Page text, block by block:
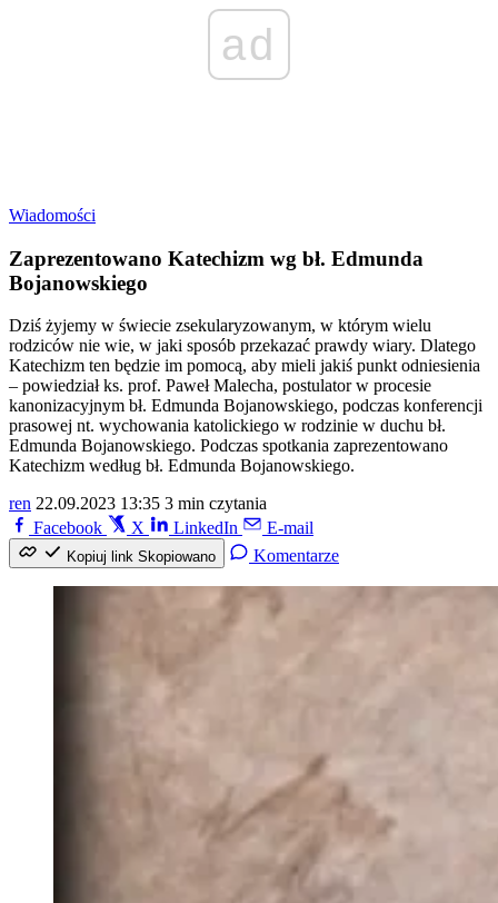
ad
Wiadomości
Zaprezentowano Katechizm wg bł. Edmunda
Bojanowskiego
Dziś żyjemy w świecie zsekularyzowanym, w którym wielu
rodziców nie wie, w jaki sposób przekazać prawdy wiary. Dlatego
Katechizm ten będzie im pomocą, aby mieli jakiś punkt odniesienia
– powiedział ks. prof. Paweł Malecha, postulator w procesie
kanonizacyjnym bł. Edmunda Bojanowskiego, podczas konferencji
prasowej nt. wychowania katolickiego w rodzinie w duchu bł.
Edmunda Bojanowskiego. Podczas spotkania zaprezentowano
Katechizm według bł. Edmunda Bojanowskiego.
ren 22.09.2023 13:35 3 min czytania
Facebook
X LinkedIn E-mail
Kopiuj link Skopiowano Komentarze